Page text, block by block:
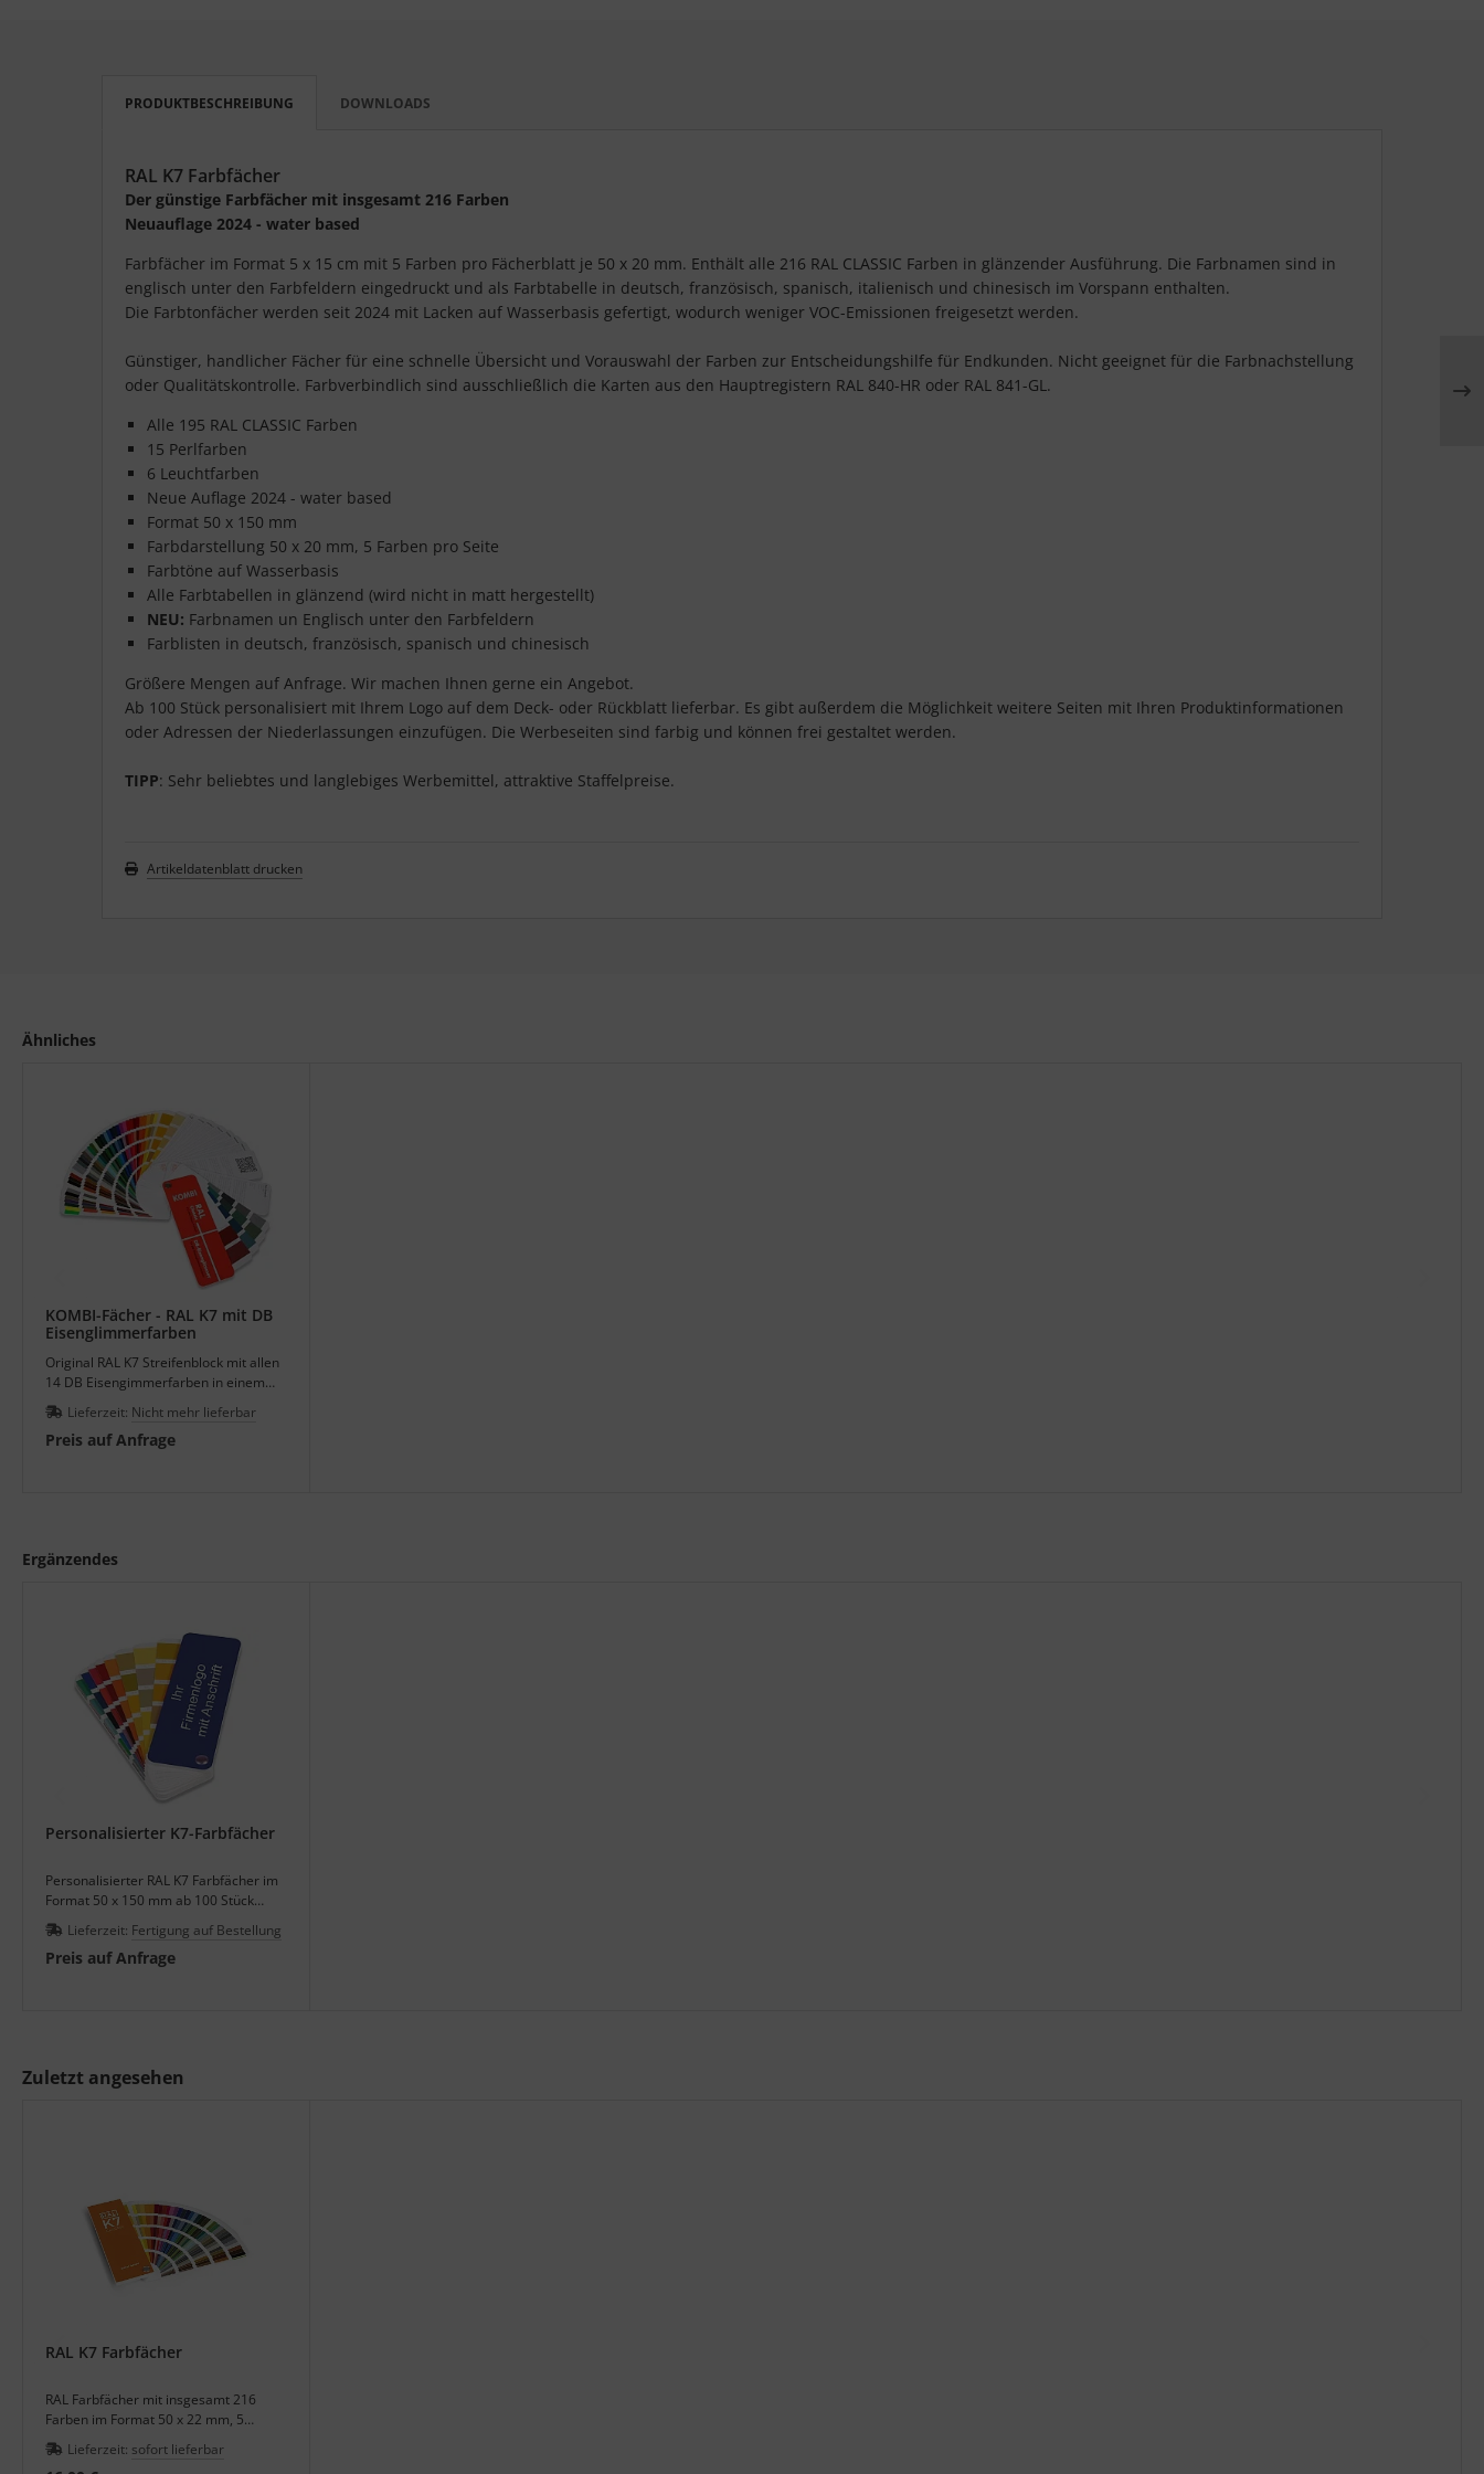
PRODUKTBESCHREIBUNG DOWNLOADS
RAL K7 Farbfächer
Der günstige Farbfächer mit insgesamt 216 Farben
Neuauflage 2024 - water based
Farbfächer im Format 5 x 15 cm mit 5 Farben pro Fächerblatt je 50 x 20 mm. Enthält alle 216 RAL CLASSIC Farben in glänzender Ausführung. Die Farbnamen sind in
englisch unter den Farbfeldern eingedruckt und als Farbtabelle in deutsch, französisch, spanisch, italienisch und chinesisch im Vorspann enthalten.
Die Farbtonfächer werden seit 2024 mit Lacken auf Wasserbasis gefertigt, wodurch weniger VOC-Emissionen freigesetzt werden.
Günstiger, handlicher Fächer für eine schnelle Übersicht und Vorauswahl der Farben zur Entscheidungshilfe für Endkunden. Nicht geeignet für die Farbnachstellung
oder Qualitätskontrolle. Farbverbindlich sind ausschließlich die Karten aus den Hauptregistern RAL 840-HR oder RAL 841-GL.
Alle 195 RAL CLASSIC Farben
15 Perlfarben
6 Leuchtfarben
Neue Auflage 2024 - water based
Format 50 x 150 mm
Farbdarstellung 50 x 20 mm, 5 Farben pro Seite
Farbtöne auf Wasserbasis
Alle Farbtabellen in glänzend (wird nicht in matt hergestellt)
NEU: Farbnamen un Englisch unter den Farbfeldern
Farblisten in deutsch, französisch, spanisch und chinesisch
Größere Mengen auf Anfrage. Wir machen Ihnen gerne ein Angebot.
Ab 100 Stück personalisiert mit Ihrem Logo auf dem Deck- oder Rückblatt lieferbar. Es gibt außerdem die Möglichkeit weitere Seiten mit Ihren Produktinformationen
oder Adressen der Niederlassungen einzufügen. Die Werbeseiten sind farbig und können frei gestaltet werden.
TIPP: Sehr beliebtes und langlebiges Werbemittel, attraktive Staffelpreise.
Artikeldatenblatt drucken
Ähnliches
KOMBI-Fächer - RAL K7 mit DB
Eisenglimmerfarben
Original RAL K7 Streifenblock mit allen
14 DB Eisengimmerfarben in einem
Farbfächer.
Lieferzeit: Nicht mehr lieferbar
Preis auf Anfrage
Ergänzendes
Personalisierter K7-Farbfächer
Personalisierter RAL K7 Farbfächer im
Format 50 x 150 mm ab 100 Stück
lieferbar.
Lieferzeit: Fertigung auf Bestellung
Preis auf Anfrage
Zuletzt angesehen
RAL K7 Farbfächer
RAL Farbfächer mit insgesamt 216
Farben im Format 50 x 22 mm, 5
Farben je Seite, Oberfläche glänzend.
Lieferzeit: sofort lieferbar